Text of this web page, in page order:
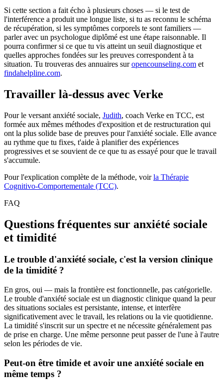
Si cette section a fait écho à plusieurs choses — si le test de
l'interférence a produit une longue liste, si tu as reconnu le schéma
de récupération, si les symptômes corporels te sont familiers —
parler avec un psychologue diplômé est une étape raisonnable. Il
pourra confirmer si ce que tu vis atteint un seuil diagnostique et
quelles approches fondées sur les preuves correspondent à ta
situation. Tu trouveras des annuaires sur opencounseling.com et
findahelpline.com.
Travailler là-dessus avec Verke
Pour le versant anxiété sociale, Judith, coach Verke en TCC, est
formée aux mêmes méthodes d'exposition et de restructuration qui
ont la plus solide base de preuves pour l'anxiété sociale. Elle avance
au rythme que tu fixes, t'aide à planifier des expériences
progressives et se souvient de ce que tu as essayé pour que le travail
s'accumule.
Pour l'explication complète de la méthode, voirla Thérapie
Cognitivo-Comportementale (TCC).
FAQ
Questions fréquentes sur anxiété sociale
et timidité
Le trouble d'anxiété sociale, c'est la version clinique
de la timidité ?
En gros, oui — mais la frontière est fonctionnelle, pas catégorielle.
Le trouble d'anxiété sociale est un diagnostic clinique quand la peur
des situations sociales est persistante, intense, et interfère
significativement avec le travail, les relations ou la vie quotidienne.
La timidité s'inscrit sur un spectre et ne nécessite généralement pas
de prise en charge. Une même personne peut passer de l'une à l'autre
selon les périodes de vie.
Peut-on être timide et avoir une anxiété sociale en
même temps ?